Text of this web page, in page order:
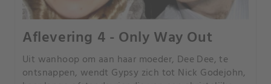
Aflevering 4 - Only Way Out
Uit wanhoop om aan haar moeder, Dee Dee, te
ontsnappen, wendt Gypsy zich tot Nick Godejohn,